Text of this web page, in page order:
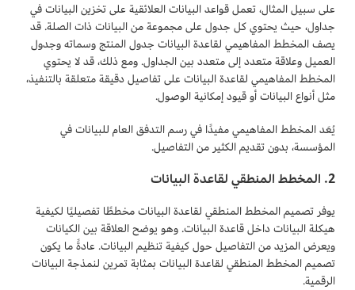
على سبيل المثال، تعمل قواعد البيانات العلائقية على تخزين البيانات في
جداول، حيث يحتوي كل جدول على مجموعة من البيانات ذات الصلة. قد
يصف المخطط المفاهيمي لقاعدة البيانات جدول المنتج وسماته وجدول
العميل وعلاقة متعدد إلى متعدد بين الجداول. ومع ذلك، قد لا يحتوي
المخطط المفاهيمي لقاعدة البيانات على تفاصيل دقيقة متعلقة بالتنفيذ،
مثل أنواع البيانات أو قيود إمكانية الوصول.
يُعَد المخطط المفاهيمي مفيدًا في رسم التدفق العام للبيانات في
المؤسسة، بدون تقديم الكثير من التفاصيل.
2. المخطط المنطقي لقاعدة البيانات
يوفر تصميم المخطط المنطقي لقاعدة البيانات مخططًا تفصيليًا لكيفية
هيكلة البيانات داخل قاعدة البيانات. وهو يوضح العلاقة بين الكيانات
ويعرض المزيد من التفاصيل حول كيفية تنظيم البيانات. عادةً ما يكون
تصميم المخطط المنطقي لقاعدة البيانات بمثابة تمرين لنمذجة البيانات
الرقمية.